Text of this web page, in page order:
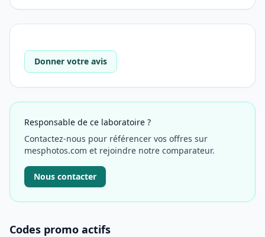
Donner votre avis
Responsable de ce laboratoire ?
Contactez-nous pour référencer vos offres sur
mesphotos.com et rejoindre notre comparateur.
Nous contacter
Codes promo actifs